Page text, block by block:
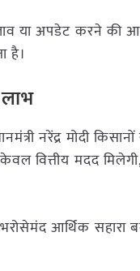
या अपडेट करने की
है।
नरेंद्र
वित्तीय मदद
आर्थिक